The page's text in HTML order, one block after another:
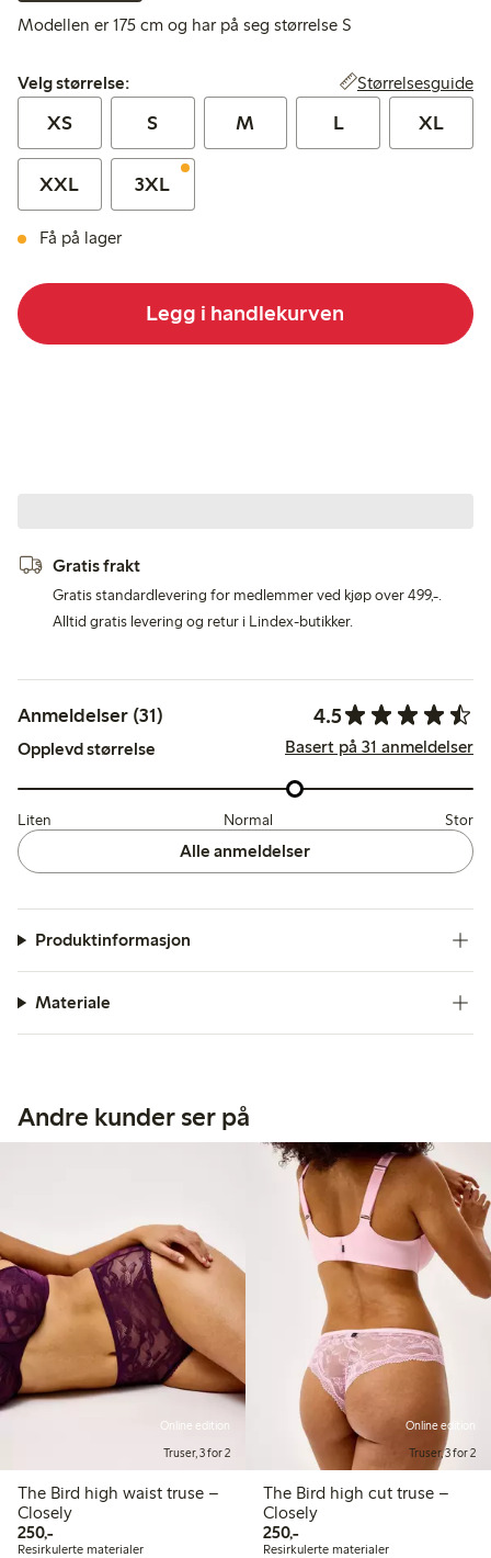
Modellen er 175 cm og har på seg størrelse S
Velg størrelse:
Velg størrelse: Størrelsesguide
XS S M L XL
XXL 3XL
Få på lager
Legg i handlekurven
Gratis frakt
Gratis standardlevering for medlemmer ved kjøp over 499,-.
Alltid gratis levering og retur i Lindex-butikker.
Anmeldelser (31) 4.5
Opplevd størrelse Basert på 31 anmeldelser
Liten Normal Stor
Alle anmeldelser
Produktinformasjon
Materiale
Andre kunder ser på
Online edition
Truser, 3 for 2
The Bird high waist truse –
Closely
250,-250,00 kr
Resirkulerte materialer
Online edition
Truser, 3 for 2
The Bird high cut truse –
Closely
250,-250,00 kr
Resirkulerte materialer